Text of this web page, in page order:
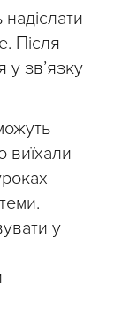
Після
у зв’язку
виїхали
у